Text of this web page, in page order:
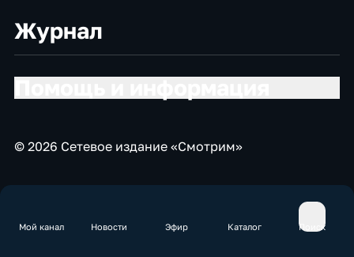
Мой канал Новости Эфир Каталог Поиск
Журнал
© 2026 Сетевое издание «Смотрим»